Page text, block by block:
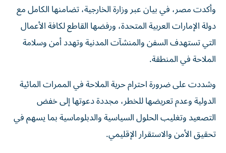
وأكدت مصر، في بيان عبر وزارة الخارجية، تضامنها الكامل مع
دولة الإمارات العربية المتحدة، ورفضها القاطع لكافة الأعمال
التي تستهدف السفن والمنشآت المدنية وتهدد أمن وسلامة
الملاحة في المنطقة.
وشددت على ضرورة احترام حرية الملاحة في الممرات المائية
الدولية وعدم تعريضها للخطر، مجددة دعوتها إلى خفض
التصعيد وتغليب الحلول السياسية والدبلوماسية بما يسهم في
تحقيق الأمن والاستقرار الإقليمي.